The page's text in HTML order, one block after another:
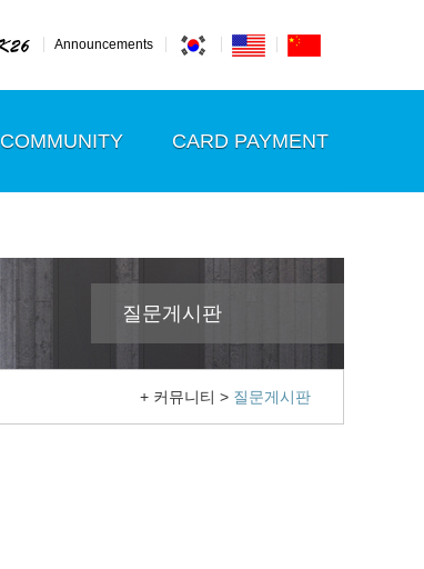
Announcements
COMMUNITY CARD PAYMENT
질문게시판
+ 커뮤니티 > 질문게시판